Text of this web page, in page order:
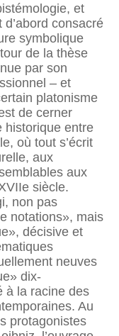
et
consacré
symbolique
de la thèse
par son
– et
platonisme
de cerner
historique entre
où tout s’écrit
aux
aux
siècle.
non pas
notations», mais
décisive et
neuves
dix-
à la racine des
Au
protagonistes